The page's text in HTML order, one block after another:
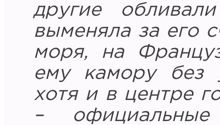
другие
выменяла за его
моря, на
ему камору без
хотя и в центре
–